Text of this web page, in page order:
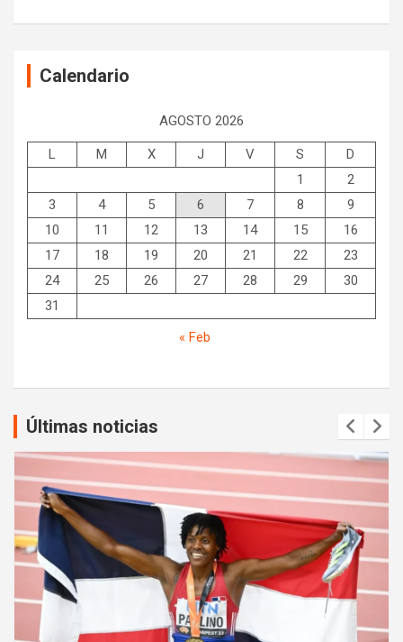
Calendario
AGOSTO 2026
L M X J V S
D
1
2
3
4 5 6 7 8
9
10
11 12 13 14 15
16
17
18 19 20 21 22
23
24
25 26 27 28 29
30
31
« Feb
Últimas noticias